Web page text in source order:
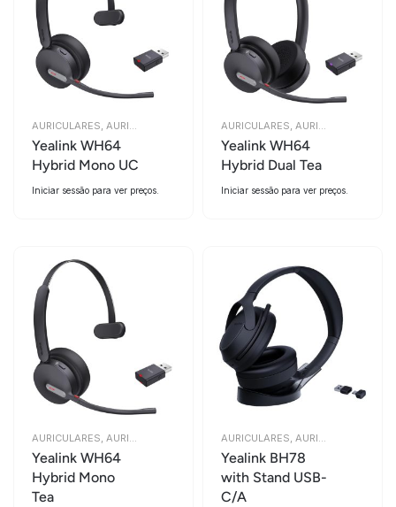
AURICULARES, AURICULARES
Yealink WH64
Hybrid Mono UC
Iniciar sessão para ver preços.
AURICULARES, AURICULARES
Yealink WH64
Hybrid Dual Tea
Iniciar sessão para ver preços.
AURICULARES, AURICULARES
Yealink WH64
Hybrid Mono
Tea
AURICULARES, AURICULARES
Yealink BH78
with Stand USB-
C/A